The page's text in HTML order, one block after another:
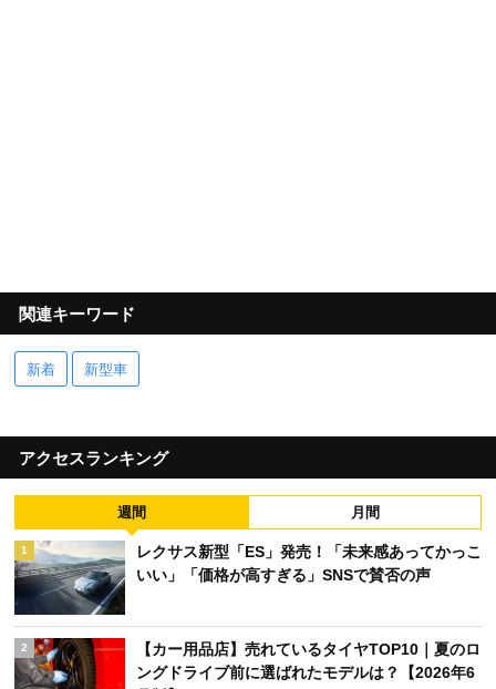
関連キーワード
新着 新型車
アクセスランキング
週間 月間
1
レクサス新型「ES」発売！「未来感あってかっこ
いい」「価格が高すぎる」SNSで賛否の声
2
【カー用品店】売れているタイヤTOP10｜夏のロ
ングドライブ前に選ばれたモデルは？【2026年6